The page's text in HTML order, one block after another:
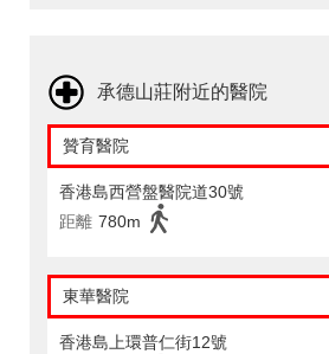
承德山莊附近的醫院
贊育醫院
香港島西營盤醫院道30號
距離 780m
東華醫院
香港島上環普仁街12號